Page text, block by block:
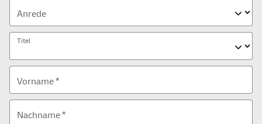
Anrede
Titel
Vorname *
Nachname *